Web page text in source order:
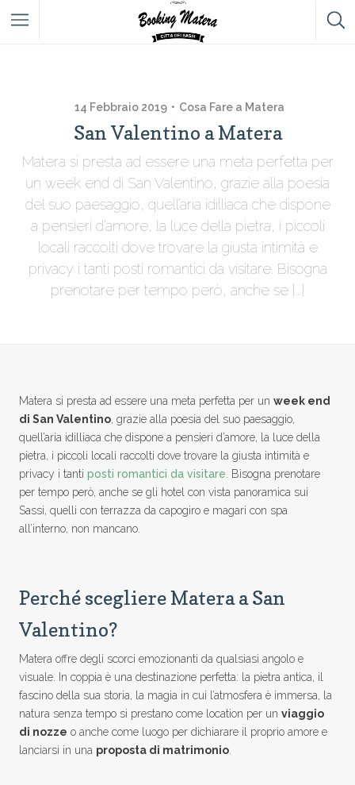
14 Febbraio 2019 Cosa Fare a Matera
San Valentino a Matera
Matera si presta ad essere una meta perfetta per
un week end di San Valentino, grazie alla poesia
del suo paesaggio, quell’aria idilliaca che dispone
a pensieri d’amore, la luce della pietra, i piccoli
locali raccolti dove trovare la giusta intimità e
privacy i tanti posti romantici da visitare. Bisogna
prenotare per tempo però, anche se […]
Matera si presta ad essere una meta perfetta per un week end
di San Valentino , grazie alla poesia del suo paesaggio,
quell’aria idilliaca che dispone a pensieri d’amore, la luce della
pietra, i piccoli locali raccolti dove trovare la giusta intimità e
privacy i tanti posti romantici da visitare . Bisogna prenotare
per tempo però, anche se gli hotel con vista panoramica sui
Sassi, quelli con terrazza da capogiro e magari con spa
all’interno, non mancano.
Perché scegliere Matera a San
Valentino?
Matera offre degli scorci emozionanti da qualsiasi angolo e
visuale. In coppia è una destinazione perfetta: la pietra antica, il
fascino della sua storia, la magia in cui l’atmosfera è immersa, la
natura senza tempo si prestano come location per un viaggio
di nozze o anche come luogo per dichiarare il proprio amore e
lanciarsi in una proposta di matrimonio